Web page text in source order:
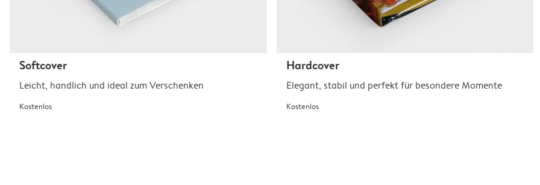
Softcover
Leicht, handlich und ideal zum Verschenken
Kostenlos
Hardcover
Elegant, stabil und perfekt für besondere Momente
Kostenlos